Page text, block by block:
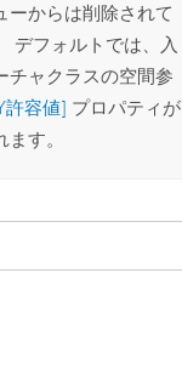
ーからは削除されて
デフォルトでは、入
チャクラスの空間参
許容値] プロパティが
す。